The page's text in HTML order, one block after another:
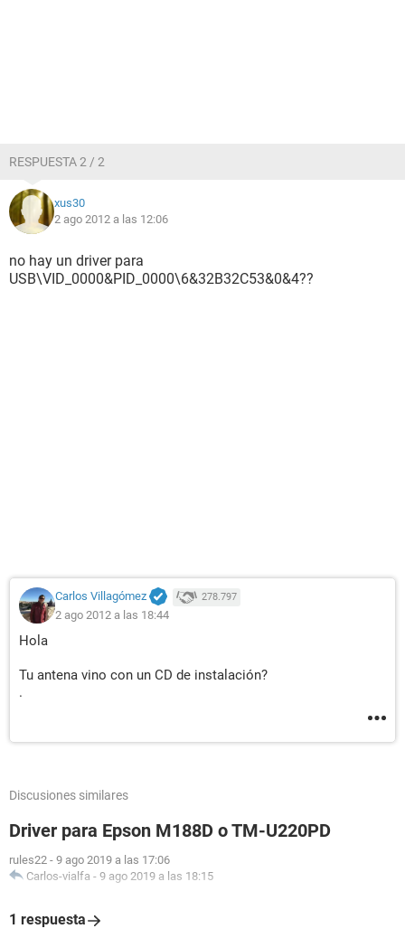
RESPUESTA 2 / 2
xus30
2 ago 2012 a las 12:06
no hay un driver para
USB\VID_0000&PID_0000\6&32B32C53&0&4??
Carlos Villagómez 278.797
2 ago 2012 a las 18:44
Hola
Tu antena vino con un CD de instalación?
.
Discusiones similares
Driver para Epson M188D o TM-U220PD
rules22 - 9 ago 2019 a las 17:06
Carlos-vialfa - 9 ago 2019 a las 18:15
1 respuesta